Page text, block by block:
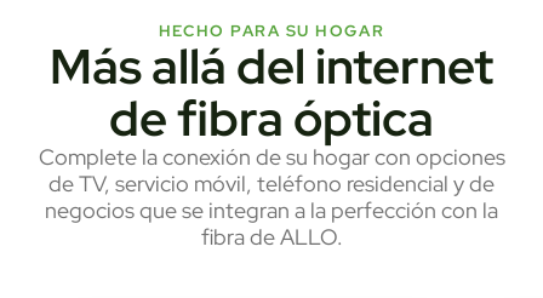
HECHO PARA SU HOGAR
Más allá del internet
de fibra óptica
Complete la conexión de su hogar con opciones
de TV, servicio móvil, teléfono residencial y de
negocios que se integran a la perfección con la
fibra de ALLO.